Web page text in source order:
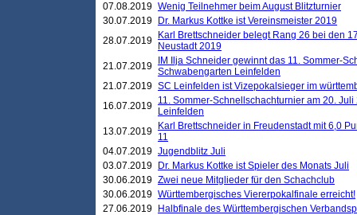
07.08.2019 Wenig Teilnehmer beim August Blitzturnier
30.07.2019
Dr. Markus Kottke ist Vereinsmeister 2019
28.07.2019
Karl Brettschneider belegt Rang 26 bei den
Neustadt 2019
21.07.2019
IM Ilja Schneider gewinnt das 11. Sommer-
Schwabengarten Leinfelden
21.07.2019 SC Leinfelden ist Vizepokalsieger im
16.07.2019 11. Sommer-Schnellschachturnier am 20.
Leinfelden
13.07.2019
Karl Brettschneider in Freudenstadt mit 6,0
11
04.07.2019 Jugendblitz Juli
03.07.2019
Dr. Markus Kottke ist Spieler des Monats Juli
30.06.2019 Zwei neue Mitglieder für den Schachclub
30.06.2019 Württembergisches Viererpokalfinale erreicht!
27.06.2019
Halbfinale des Württembergischen